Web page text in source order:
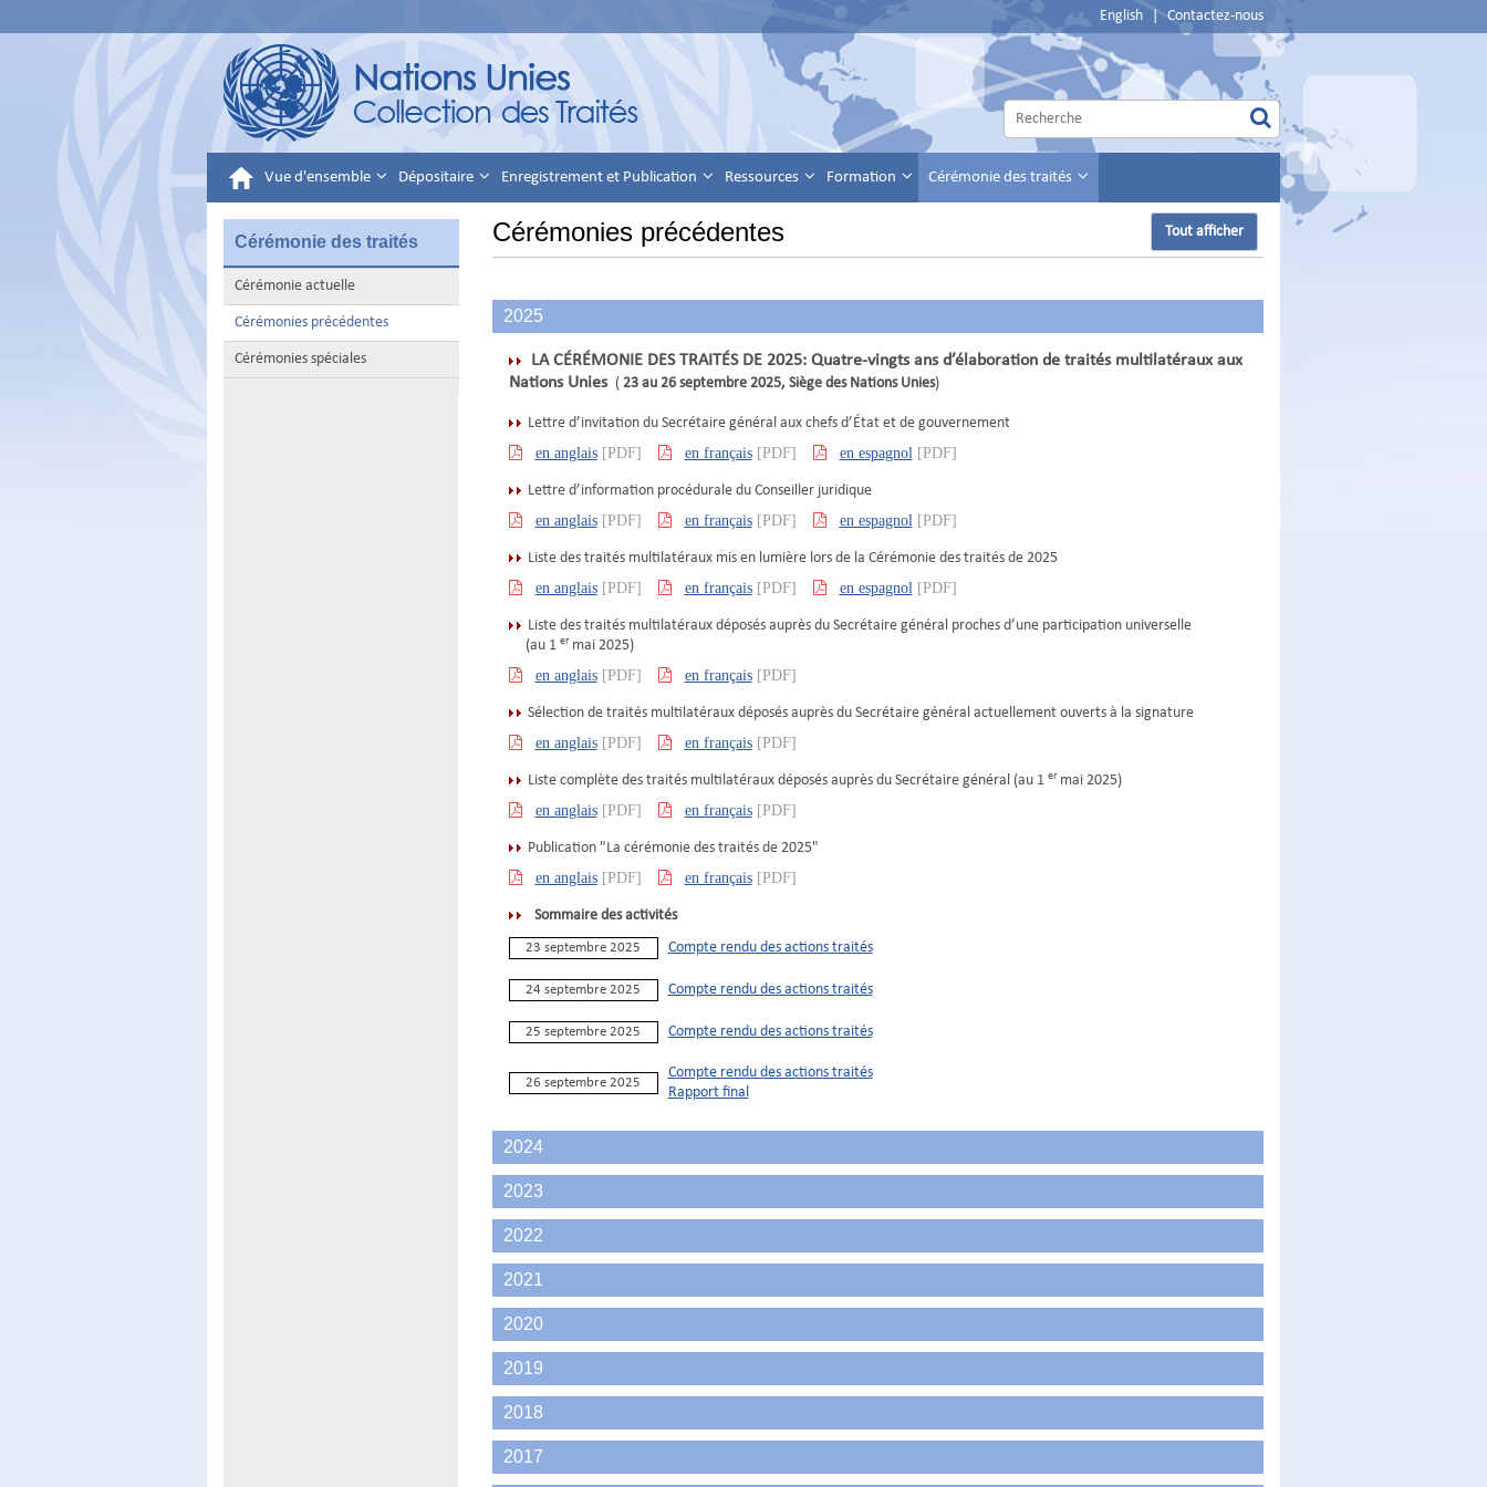
English | Contactez-nous
Vue d'ensemble Dépositaire Enregistrement et Publication Ressources Formation Cérémonie des traités
Cérémonie des traités
Cérémonie actuelle
Cérémonies précédentes
Cérémonies spéciales
Cérémonies précédentes Tout afficher
2025
LA CÉRÉMONIE DES TRAITÉS DE 2025: Quatre-vingts ans d’élaboration de traités multilatéraux aux
Nations Unies ( 23 au 26 septembre 2025, Siège des Nations Unies)
Lettre d’invitation du Secrétaire général aux chefs d’État et de gouvernement
en anglais [PDF] en français [PDF] en espagnol [PDF]
Lettre d’information procédurale du Conseiller juridique
en anglais [PDF] en français [PDF] en espagnol [PDF]
Liste des traités multilatéraux mis en lumière lors de la Cérémonie des traités de 2025
en anglais [PDF] en français [PDF] en espagnol [PDF]
Liste des traités multilatéraux déposés auprès du Secrétaire général proches d’une participation universelle
(au 1 er mai 2025)
en anglais [PDF] en français [PDF]
Sélection de traités multilatéraux déposés auprès du Secrétaire général actuellement ouverts à la signature
en anglais [PDF] en français [PDF]
Liste complète des traités multilatéraux déposés auprès du Secrétaire général (au 1 er mai 2025)
en anglais [PDF] en français [PDF]
Publication "La cérémonie des traités de 2025"
en anglais [PDF] en français [PDF]
Sommaire des activités
23 septembre 2025 Compte rendu des actions traités
24 septembre 2025 Compte rendu des actions traités
25 septembre 2025 Compte rendu des actions traités
26 septembre 2025
Compte rendu des actions traités
Rapport final
2024
2023
2022
2021
2020
2019
2018
2017